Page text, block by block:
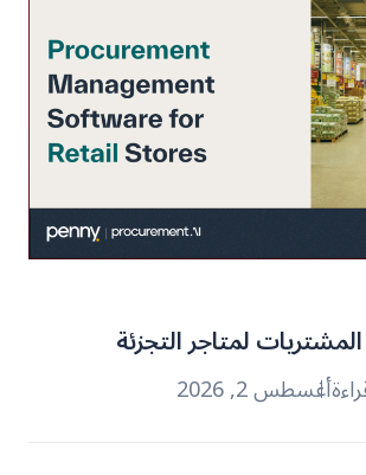
لمتاجر التجزئة
أغسطس 2, 2026